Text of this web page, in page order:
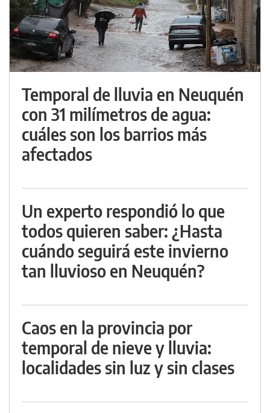
Temporal de lluvia en Neuquén
con 31 milímetros de agua:
cuáles son los barrios más
afectados
Un experto respondió lo que
todos quieren saber: ¿Hasta
cuándo seguirá este invierno
tan lluvioso en Neuquén?
Caos en la provincia por
temporal de nieve y lluvia:
localidades sin luz y sin clases